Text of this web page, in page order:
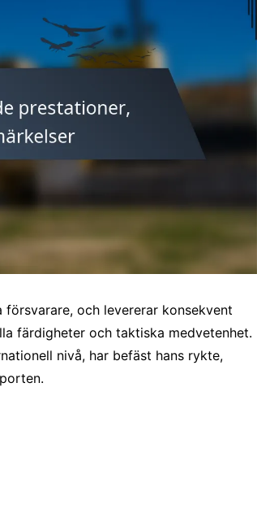
och levererar konsekvent
färdigheter och taktiska medvetenhet.
nivå, har befäst hans rykte,